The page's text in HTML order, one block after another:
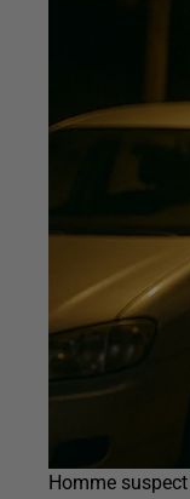
Homme